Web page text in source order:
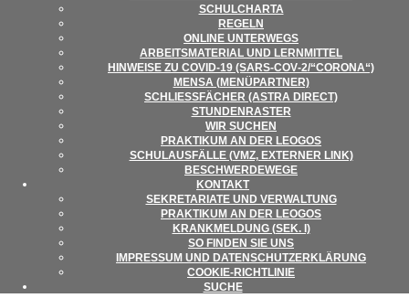
SCHUL­CHARTA
REGELN
ONLINE UNTER­WEGS
ARBEITS­MA­TE­RIAL UND LERNMITTEL
HIN­WEISE ZU COVID-19 (SARS-COV‑2/“CORONA“)
MENSA (MENÜ­PART­NER)
SCHLIESS­FÄ­CHER (ASTRA DIRECT)
STUN­DEN­RAS­TER
WIR SUCHEN
PRAK­TI­KUM AN DER LEOGOS
SCHUL­AUS­FÄLLE (VMZ, EXTER­NER LINK)
BESCHWER­DE­WEGE
KON­TAKT
SEKRE­TA­RIATE UND VERWALTUNG
PRAK­TI­KUM AN DER LEOGOS
KRANK­MEL­DUNG (SEK. I)
SO FIN­DEN SIE UNS
IMPRES­SUM UND DATENSCHUTZERKLÄRUNG
COO­KIE-RICHT­LI­NIE
SUCHE